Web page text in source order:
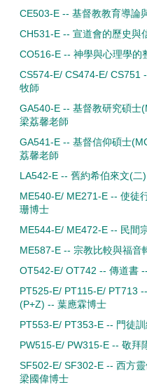
CE503-E -- 基督教教育導論
CH531-E -- 宣道會的歷史與
CO516-E -- 神學與心理學的
CS574-E/ CS474-E/ CS751
牧師
GA540-E -- 基督教研究碩士
梁荔馨老師
GA541-E -- 基督信仰碩士
荔馨老師
LA542-E -- 舊約希伯來文(二
ME540-E/ ME271-E -- 使徒
珊博士
ME544-E/ ME472-E -- 民間
ME587-E -- 宗教比較與福音
OT542-E/ OT742 -- 傳道書
PT525-E/ PT115-E/ PT713
(P+Z) -- 葉應霖博士
PT553-E/ PT353-E -- 門徒
PW515-E/ PW315-E -- 敬拜
SF502-E/ SF302-E -- 西方
梁國偉博士